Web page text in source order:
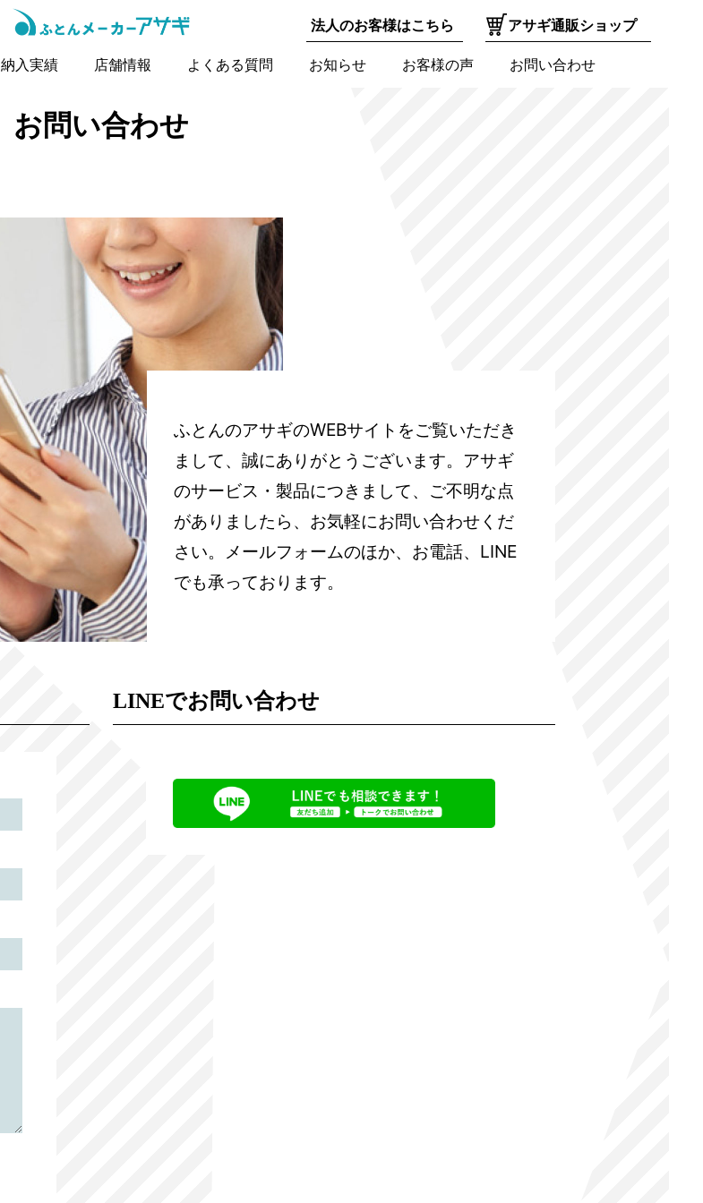
アサギ通販ショップ
法人のお客様はこちら
納入実績 店舗情報 よくある質問 お知らせ お客様の声 お問い合わせ
お問い合わせ
ふとんのアサギのWEBサイトをご覧いただき
まして、誠にありがとうございます。アサギ
のサービス・製品につきまして、ご不明な点
がありましたら、お気軽にお問い合わせくだ
さい。メールフォームのほか、お電話、LINE
でも承っております。
LINEでお問い合わせ